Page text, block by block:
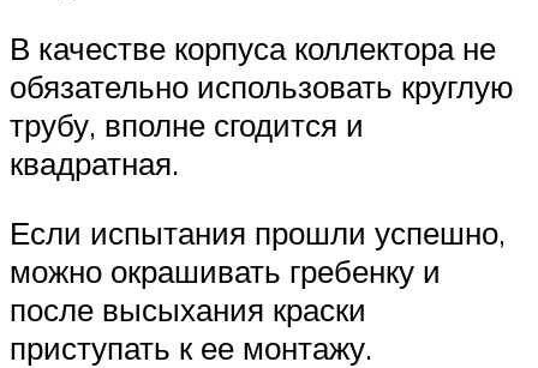
В качестве корпуса коллектора не
обязательно использовать круглую
трубу, вполне сгодится и
квадратная.
Если испытания прошли успешно,
можно окрашивать гребенку и
после высыхания краски
приступать к ее монтажу.